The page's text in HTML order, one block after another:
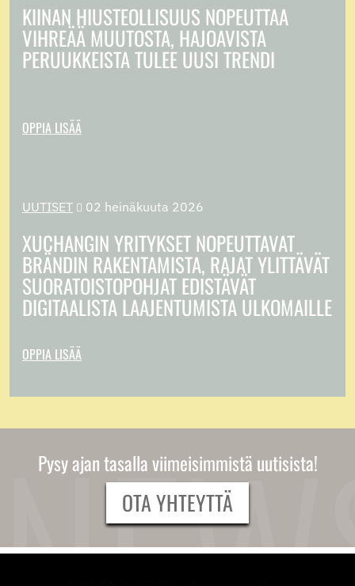
KIINAN HIUSTEOLLISUUS NOPEUTTAA
VIHREÄÄ MUUTOSTA, HAJOAVISTA
PERUUKKEISTA TULEE UUSI TRENDI
OPPIA LISÄÄ
UUTISET  02 heinäkuuta 2026
XUCHANGIN YRITYKSET NOPEUTTAVAT
BRÄNDIN RAKENTAMISTA, RAJAT YLITTÄVÄT
SUORATOISTOPOHJAT EDISTÄVÄT
DIGITAALISTA LAAJENTUMISTA ULKOMAILLE
OPPIA LISÄÄ
Pysy ajan tasalla viimeisimmistä uutisista!
OTA YHTEYTTÄ